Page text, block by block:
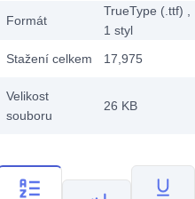
Formát
TrueType (.ttf)
1 styl
Stažení celkem
17,975
Velikost
souboru
26 KB